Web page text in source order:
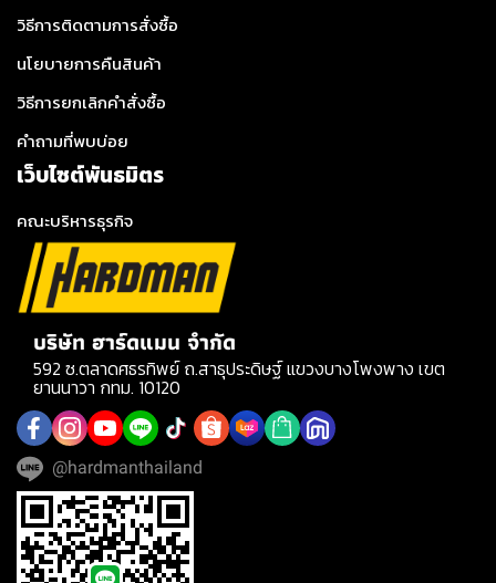
วิธีการติดตามการสั่งซื้อ
นโยบายการคืนสินค้า
วิธีการยกเลิกคำสั่งซื้อ
คำถามที่พบบ่อย
เว็บไซต์พันธมิตร
คณะบริหารธุรกิจ
บริษัท ฮาร์ดแมน จำกัด
592 ซ.ตลาดศธรทิพย์ ถ.สาธุประดิษฐ์ แขวงบางโพงพาง เขต
ยานนาวา กทม. 10120
@hardmanthailand